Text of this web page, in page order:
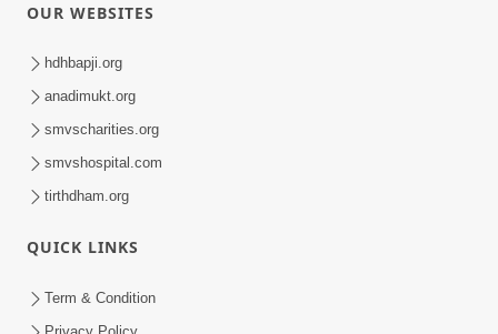
OUR WEBSITES
hdhbapji.org
anadimukt.org
smvscharities.org
smvshospital.com
tirthdham.org
QUICK LINKS
Term & Condition